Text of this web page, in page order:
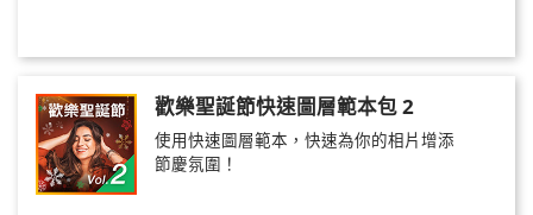
歡樂聖誕節快速圖層範本包 2
使用快速圖層範本，快速為你的相片增添
節慶氛圍！